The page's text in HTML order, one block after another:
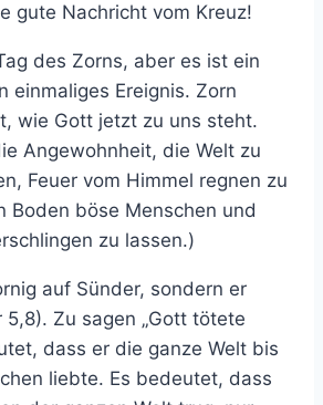
gute Nachricht vom Kreuz!
des Zorns, aber es ist ein
einmaliges Ereignis. Zorn
wie Gott jetzt zu uns steht.
Angewohnheit, die Welt zu
Feuer vom Himmel regnen zu
Boden böse Menschen und
zu lassen.)
auf Sünder, sondern er
5,8). Zu sagen „Gott tötete
dass er die ganze Welt bis
liebte. Es bedeutet, dass